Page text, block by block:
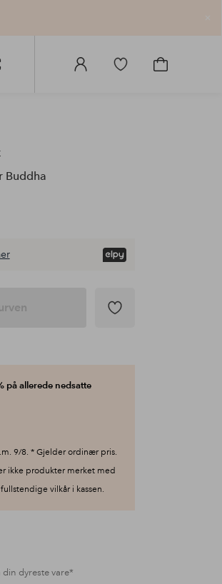
Logg
Gå
Gå
Buddha
allerede nedsatte
9/8. * Gjelder ordinær pris.
ikke produkter merket med
vilkår i kassen.
dyreste vare*